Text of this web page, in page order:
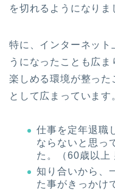
を切れるようになりま
特に、インターネット
うになったことも広
楽しめる環境が整っ
として広まっています
仕事を定年退職
ならないと思っ
た。（60歳以上
知り合いから、
た事がきっかけ